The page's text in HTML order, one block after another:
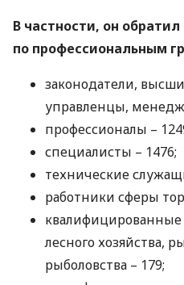
В частности, он
по профессиональным
законодатели,
управленцы,
профессионалы –
специалисты – 1476;
технические
работники сферы
квалифицированные
лесного хозяйства,
рыболовства – 179;